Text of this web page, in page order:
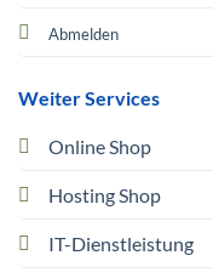
Abmelden
Weiter Services
Online Shop
Hosting Shop
IT-Dienstleistung